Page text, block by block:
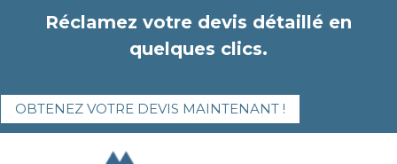
Réclamez votre devis détaillé en
quelques clics.
OBTENEZ VOTRE DEVIS MAINTENANT !